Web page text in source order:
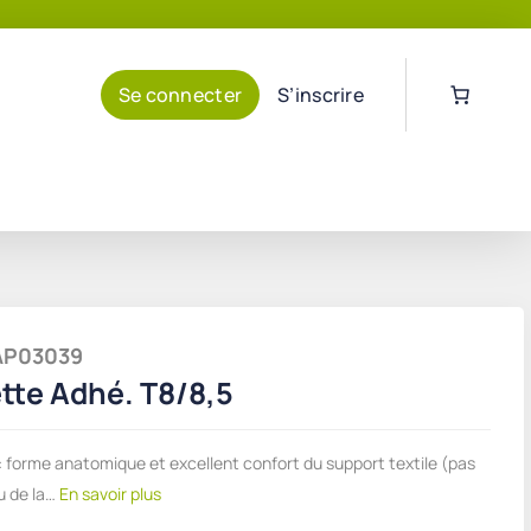
Se connecter S’inscrire
Adhé. T8/8,5
forme anatomique et excellent confort du support textile (pas
de la… En savoir plus